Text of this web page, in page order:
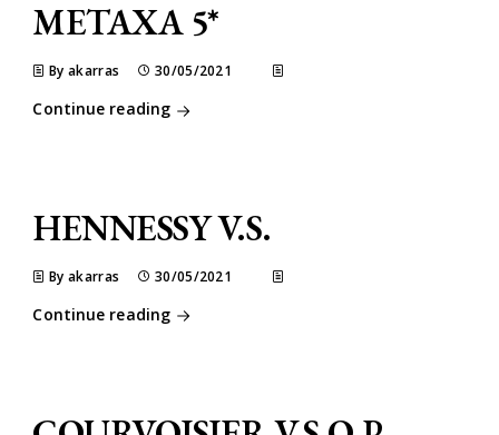
METAXA 5*
By akarras 30/05/2021
Continue reading
HENNESSY V.S.
By akarras 30/05/2021
Continue reading